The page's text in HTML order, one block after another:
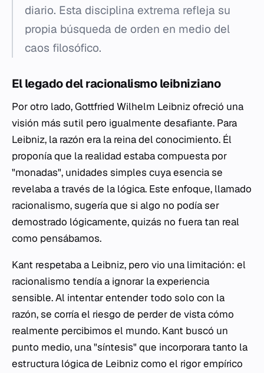
diario. Esta disciplina extrema refleja su
propia búsqueda de orden en medio del
caos filosófico.
El legado del racionalismo leibniziano
Por otro lado, Gottfried Wilhelm Leibniz ofreció una
visión más sutil pero igualmente desafiante. Para
Leibniz, la razón era la reina del conocimiento. Él
proponía que la realidad estaba compuesta por
"monadas", unidades simples cuya esencia se
revelaba a través de la lógica. Este enfoque, llamado
racionalismo, sugería que si algo no podía ser
demostrado lógicamente, quizás no fuera tan real
como pensábamos.
Kant respetaba a Leibniz, pero vio una limitación: el
racionalismo tendía a ignorar la experiencia
sensible. Al intentar entender todo solo con la
razón, se corría el riesgo de perder de vista cómo
realmente percibimos el mundo. Kant buscó un
punto medio, una "síntesis" que incorporara tanto la
estructura lógica de Leibniz como el rigor empírico